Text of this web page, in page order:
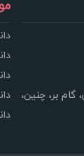
گام بر، چنین،